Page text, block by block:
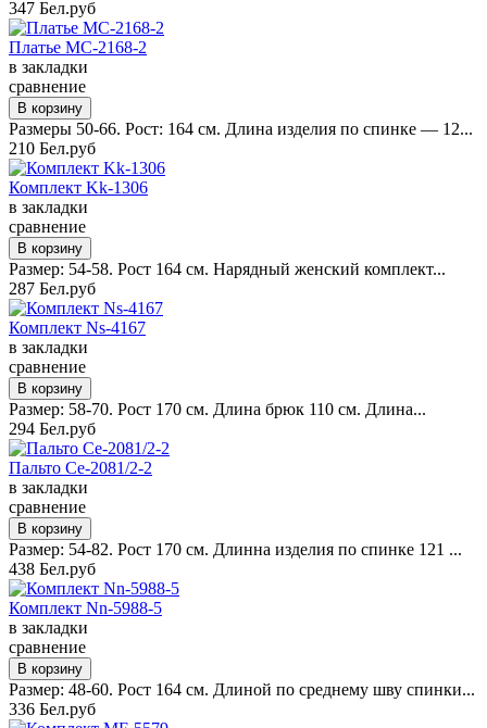
347 Бел.руб
Платье MC-2168-2
в закладки
сравнение
Размеры 50-66. Рост: 164 см. Длина изделия по спинке — 12...
210 Бел.руб
Комплект Kk-1306
в закладки
сравнение
Размер: 54-58. Рост 164 см. Нарядный женский комплект...
287 Бел.руб
Комплект Ns-4167
в закладки
сравнение
Размер: 58-70. Рост 170 см. Длина брюк 110 см. Длина...
294 Бел.руб
Пальто Ce-2081/2-2
в закладки
сравнение
Размер: 54-82. Рост 170 см. Длинна изделия по спинке 121 ...
438 Бел.руб
Комплект Nn-5988-5
в закладки
сравнение
Размер: 48-60. Рост 164 см. Длиной по среднему шву спинки...
336 Бел.руб